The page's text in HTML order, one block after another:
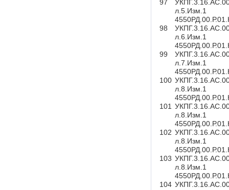
97
л.5.Изм.1
98
л.6.Изм.1
99
л.7.Изм.1
100
л.8.Изм.1
101
л.8.Изм.1
102
л.8.Изм.1
103
л.8.Изм.1
104